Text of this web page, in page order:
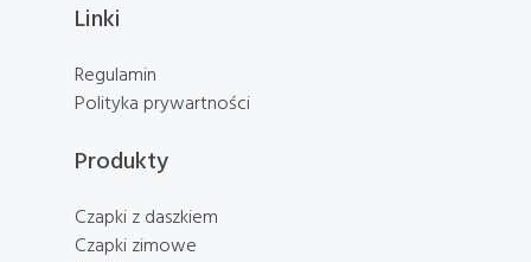
Linki
Regulamin
Polityka prywartności
Produkty
Czapki z daszkiem
Czapki zimowe